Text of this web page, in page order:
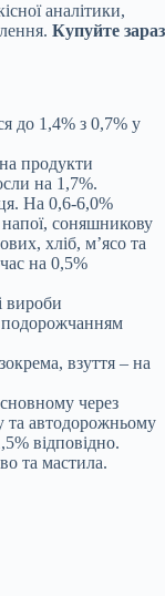
аналітики,
Купуйте зараз
до 1,4% з 0,7% у
продукти
на 1,7%.
На 0,6-6,0%
соняшникову
хліб, мʼясо та
на 0,5%
вироби
подорожчанням
взуття – на
через
та автодорожньому
відповідно.
та мастила.